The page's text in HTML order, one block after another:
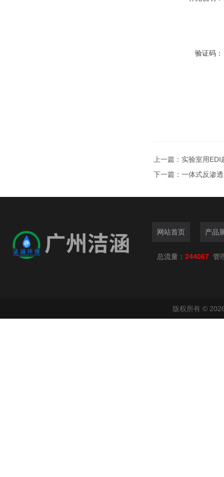
验证码：
上一篇： 实验室用EDI
下一篇： 一体式反渗
网站首页 产品
总流量： 244067 管
版权所有 ©